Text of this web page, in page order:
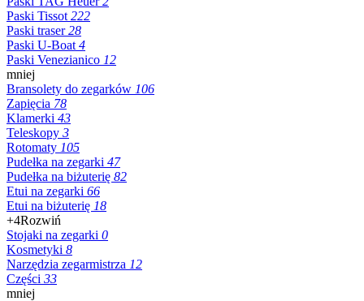
Paski Tissot 222
Paski traser28
Paski U-Boat 4
Paski Venezianico 12
mniej
Bransolety do zegarków 106
Zapięcia 78
Klamerki 43
Teleskopy 3
Rotomaty 105
Pudełka na zegarki 47
Pudełka na biżuterię 82
Etui na zegarki 66
Etui na biżuterię 18
+4Rozwiń
Stojaki na zegarki 0
Kosmetyki 8
Narzędzia zegarmistrza 12
Części 33
mniej